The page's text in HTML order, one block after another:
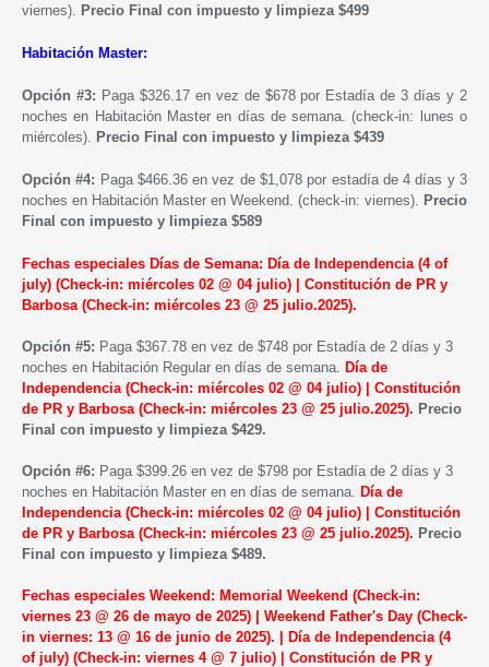
viernes). Precio Final con impuesto y limpieza $499
Habitación Master:
Opción #3: Paga $326.17 en vez de $678 por Estadía de 3 días y 2
noches en Habitación Master en días de semana. (check-in: lunes o
miércoles). Precio Final con impuesto y limpieza $439
Opción #4: Paga $466.36 en vez de $1,078 por estadía de 4 días y 3
noches en Habitación Master en Weekend . (check-in: viernes). Precio
Final con impuesto y limpieza $589
Fechas especiales Días de Semana: Día de Independencia (4 of
july) (Check-in: miércoles 02 @ 04 julio) | Constitución de PR y
Barbosa (Check-in: miércoles 23 @ 25 julio.2025).
Opción #5: Paga $367.78 en vez de $748 por Estadía de 2 días y 3
noches en Habitación Regular en días de semana. Día de
Independencia (Check-in: miércoles 02 @ 04 julio) | Constitución
de PR y Barbosa (Check-in: miércoles 23 @ 25 julio.2025). Precio
Final con impuesto y limpieza $429.
Opción #6: Paga $399.26 en vez de $798 por Estadía de 2 días y 3
noches en Habitación Master en en días de semana. Día de
Independencia (Check-in: miércoles 02 @ 04 julio) | Constitución
de PR y Barbosa (Check-in: miércoles 23 @ 25 julio.2025). Precio
Final con impuesto y limpieza $489.
Fechas especiales Weekend: Memorial Weekend (Check-in:
viernes 23 @ 26 de mayo de 2025) | Weekend Father's Day (Check-
in viernes: 13 @ 16 de junio de 2025). | Día de Independencia (4
of july) (Check-in: viernes 4 @ 7 julio) | Constitución de PR y